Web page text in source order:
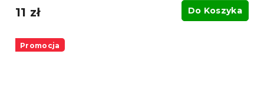
11 zł Do Koszyka
Promocja